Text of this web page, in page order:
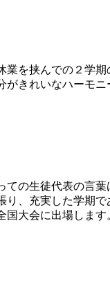
を挟んでの２学
きれいなハーモニ
の生徒代表の言
、充実した学期
大会に出場しま